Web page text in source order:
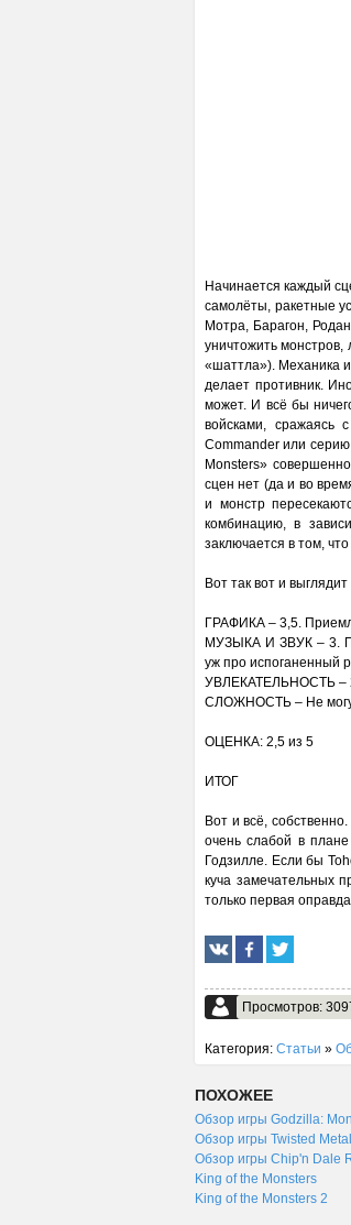
Начинается каждый
самолёты, ракетные
Мотра, Барагон,
уничтожить
«шаттла»). Механика
делает противник.
может. И всё бы
войсками, сражаясь
Commander или
Monsters»
сцен нет (да и во
и монстр
комбинацию, в
заключается в том,
Вот так вот и
ГРАФИКА – 3,5.
МУЗЫКА И ЗВУК – 3.
уж про испоганенный
УВЛЕКАТЕЛЬНОСТЬ –
СЛОЖНОСТЬ – Не могу
ОЦЕНКА: 2,5 из 5
ИТОГ
Вот и всё,
очень слабой в
Годзилле. Если бы
куча замечательных
только первая
Просмотров:
Категория: Статьи »
ПОХОЖЕЕ
Обзор игры Godzilla:
Обзор игры Twisted
Обзор игры Chip'n Dale
King of the Monsters
King of the Monsters 2